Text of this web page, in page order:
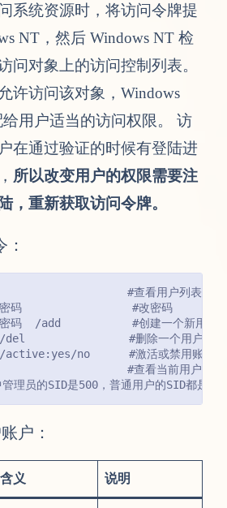
系统资源时，将访问令牌提
NT，然后 Windows NT 检
问对象上的访问控制列表。
许访问该对象，Windows
用户适当的访问权限。 访
在通过验证的时候有登陆进
所以改变用户的权限需要注
，重新获取访问令牌。
#查看用户列表
码                 #改密码
码  /add           #创建一个新用户
#删除一个用户
no      #激活或禁用账户
#查看当前用户的
管理员的SID是500，普通用户的SID都
户：
含义 说明